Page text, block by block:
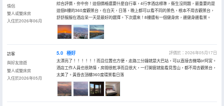
情侶
雙人或雙床房
入住於2026年06月
綜合評價，夯中夯！這個價格還要什麼自行車，4行李酒店標準，衞生沒問題，最重要的是
這個8樓的360度觀景台，在白天，日落，晚上都可以看不同的景色，根本不用去觀景台，
舒舒服服在酒店呆一天是最好的選擇。下次還來！8樓還有一個健身房，邊健身邊看景。
訪客
與好友旅遊
雙人或雙床房
入住於2026年05月
5.0 極好
評價於：2026年05月17日
太漂亮了！！！！！！而且位置也方便，走路三分鐘就是大巴站，可以直接去機場or阿宮。
酒店工作人員也很熱情，房間很乾凈而且很大，一打開窗就能看見雪山，都不用去觀景台，
太美了。黃昏去頂樓360度環景看日落